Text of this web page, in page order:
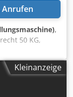
Anrufen
,
50 KG,
gekippt bis
Neigbereich
A Etyj Aekr
Kleinanzeige